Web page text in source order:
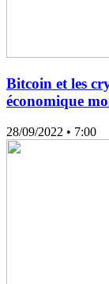
Bitcoin et les
économique
28/09/2022 • 7:00